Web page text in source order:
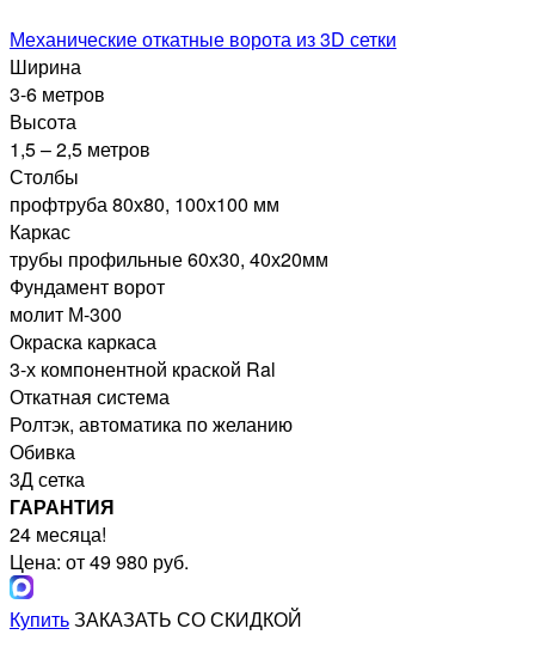
Механические откатные ворота из 3D сетки
Ширина
3-6 метров
Высота
1,5 – 2,5 метров
Столбы
профтруба 80х80, 100х100 мм
Каркас
трубы профильные 60х30, 40х20мм
Фундамент ворот
молит М-300
Окраска каркаса
3-х компонентной краской Ral
Откатная система
Ролтэк, автоматика по желанию
Обивка
3Д сетка
ГАРАНТИЯ
24 месяца!
Цена: от 49 980 руб.
КупитьЗАКАЗАТЬ СО СКИДКОЙ